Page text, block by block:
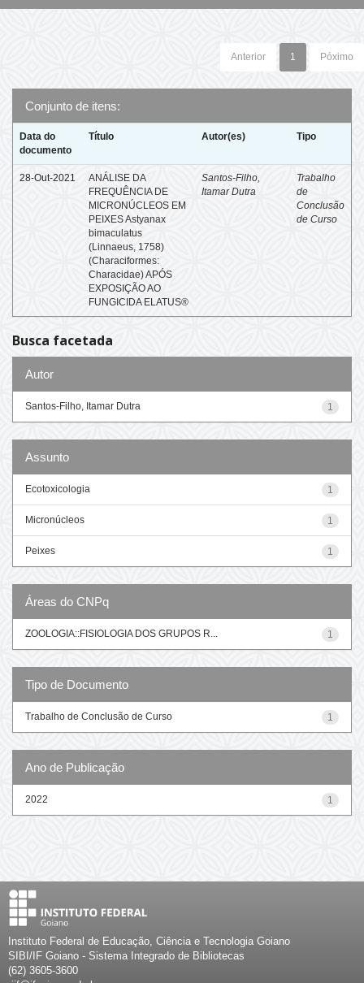
Anterior 1 Póximo
Conjunto de itens:
Data do
documento
Título Autor(es) Tipo
28-Out-2021
ANÁLISE DA
FREQUÊNCIA DE
MICRONÚCLEOS EM
PEIXES Astyanax
bimaculatus
(Linnaeus, 1758)
(Characiformes:
Characidae) APÓS
EXPOSIÇÃO AO
FUNGICIDA ELATUS®
Santos-Filho,
Itamar Dutra
Trabalho
de
Conclusão
de Curso
Busca facetada
Autor
1
Santos-Filho, Itamar Dutra
Assunto
1
Ecotoxicologia
1
Micronúcleos
1
Peixes
Áreas do CNPq
1
ZOOLOGIA::FISIOLOGIA DOS GRUPOS R...
Tipo de Documento
1
Trabalho de Conclusão de Curso
Ano de Publicação
1
2022
Instituto Federal de Educação, Ciência e Tecnologia Goiano
SIBI/IF Goiano - Sistema Integrado de Bibliotecas
(62) 3605-3600